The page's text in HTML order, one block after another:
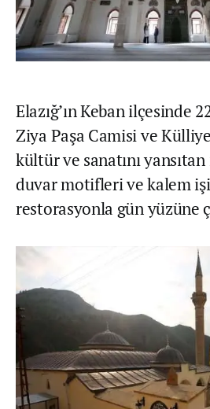
Elazığ’ın Keban ilçesinde
Ziya Paşa Camisi ve
kültür ve sanatını
duvar motifleri ve kalem
restorasyonla gün yüzüne